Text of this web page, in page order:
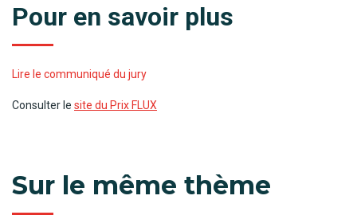
Pour en savoir plus
Lire le communiqué du jury
Consulter le site du Prix FLUX
Sur le même thème